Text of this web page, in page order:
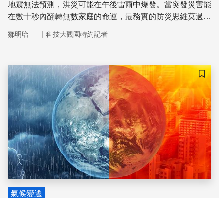
地震無法預測，洪災可能在午後雷雨中爆發。當突發災害能
在數十秒內翻轉無數家庭的命運，最務實的防災思維莫過於
社會面對衝擊時的「承受力」與「恢復力」。
鄒明珆 ｜ 科技大觀園特約記者
儲存
氣候變遷